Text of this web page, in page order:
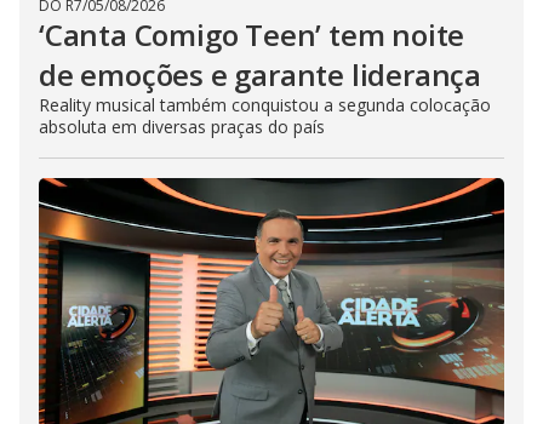
DO R7/05/08/2026
‘Canta Comigo Teen’ tem noite
de emoções e garante liderança
Reality musical também conquistou a segunda colocação
absoluta em diversas praças do país